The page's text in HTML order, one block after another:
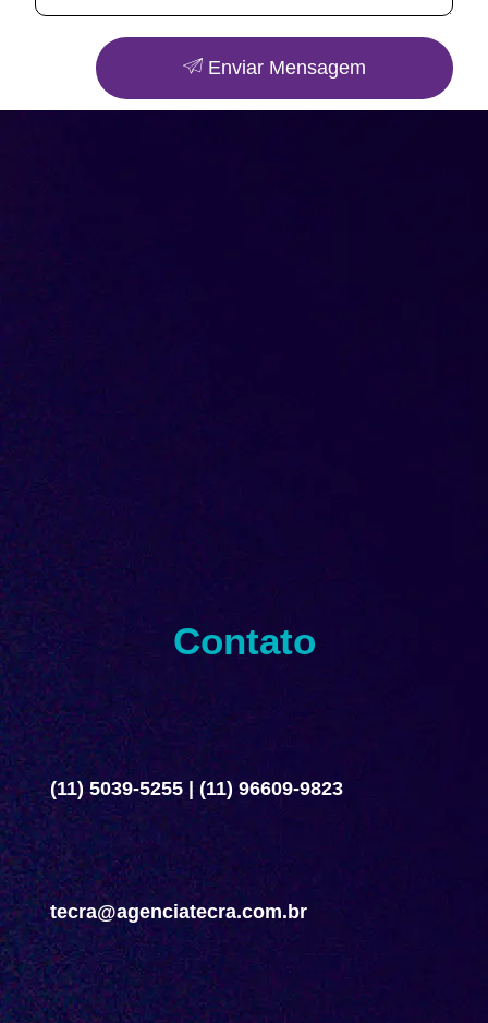
Enviar Mensagem
Contato
(11) 5039-5255| (11) 96609-9823
tecra@agenciatecra.com.br